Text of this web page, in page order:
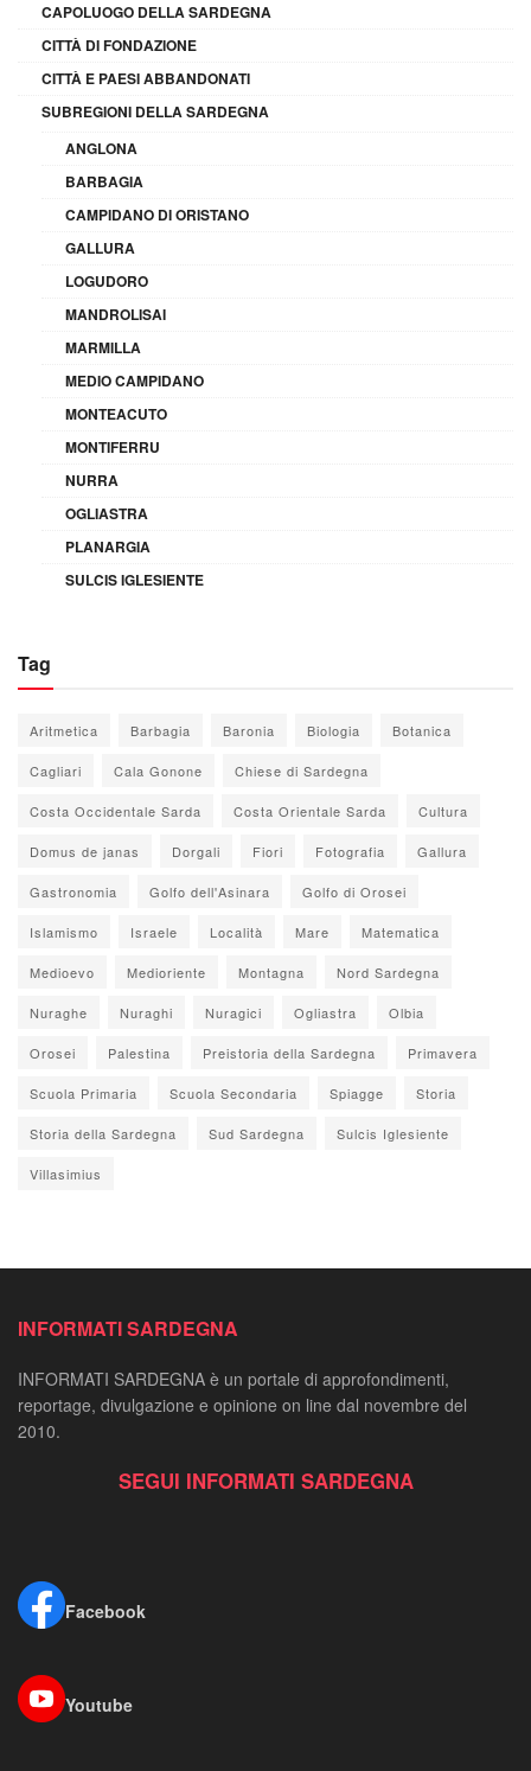
CAPOLUOGO DELLA SARDEGNA
CITTÀ DI FONDAZIONE
CITTÀ E PAESI ABBANDONATI
SUBREGIONI DELLA SARDEGNA
ANGLONA
BARBAGIA
CAMPIDANO DI ORISTANO
GALLURA
LOGUDORO
MANDROLISAI
MARMILLA
MEDIO CAMPIDANO
MONTEACUTO
MONTIFERRU
NURRA
OGLIASTRA
PLANARGIA
SULCIS IGLESIENTE
Tag
Aritmetica Barbagia Baronia Biologia Botanica
Cagliari Cala Gonone Chiese di Sardegna
Costa Occidentale Sarda Costa Orientale Sarda Cultura
Domus de janas Dorgali Fiori Fotografia Gallura
Gastronomia Golfo dell'Asinara Golfo di Orosei
Islamismo Israele Località Mare Matematica
Medioevo Medioriente Montagna Nord Sardegna
Nuraghe Nuraghi Nuragici Ogliastra Olbia
Orosei Palestina Preistoria della Sardegna Primavera
Scuola Primaria Scuola Secondaria Spiagge Storia
Storia della Sardegna Sud Sardegna Sulcis Iglesiente
Villasimius
INFORMATI SARDEGNA
INFORMATI SARDEGNA è un portale di approfondimenti,
reportage, divulgazione e opinione on line dal novembre del
2010.
SEGUI INFORMATI SARDEGNA
Facebook
Youtube